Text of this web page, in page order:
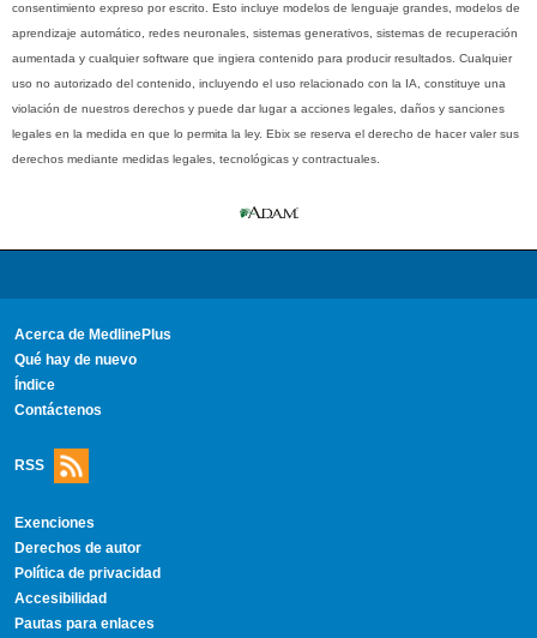
consentimiento expreso por escrito. Esto incluye modelos de lenguaje grandes, modelos de
aprendizaje automático, redes neuronales, sistemas generativos, sistemas de recuperación
aumentada y cualquier software que ingiera contenido para producir resultados. Cualquier
uso no autorizado del contenido, incluyendo el uso relacionado con la IA, constituye una
violación de nuestros derechos y puede dar lugar a acciones legales, daños y sanciones
legales en la medida en que lo permita la ley. Ebix se reserva el derecho de hacer valer sus
derechos mediante medidas legales, tecnológicas y contractuales.
Acerca de MedlinePlus
Qué hay de nuevo
Índice
Contáctenos
RSS
Exenciones
Derechos de autor
Política de privacidad
Accesibilidad
Pautas para enlaces